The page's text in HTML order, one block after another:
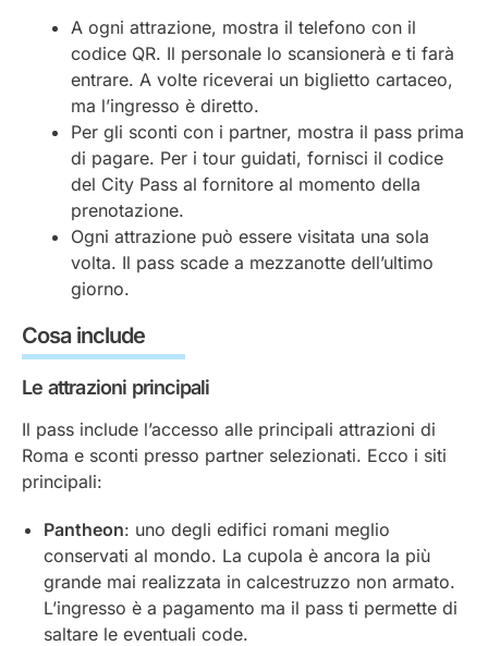
A ogni attrazione, mostra il telefono con il
codice QR. Il personale lo scansionerà e ti farà
entrare. A volte riceverai un biglietto cartaceo,
ma l’ingresso è diretto.
Per gli sconti con i partner, mostra il pass prima
di pagare. Per i tour guidati, fornisci il codice
del City Pass al fornitore al momento della
prenotazione.
Ogni attrazione può essere visitata una sola
volta. Il pass scade a mezzanotte dell’ultimo
giorno.
Cosa include
Le attrazioni principali
Il pass include l’accesso alle principali attrazioni di
Roma e sconti presso partner selezionati. Ecco i siti
principali:
Pantheon: uno degli edifici romani meglio
conservati al mondo. La cupola è ancora la più
grande mai realizzata in calcestruzzo non armato.
L’ingresso è a pagamento ma il pass ti permette di
saltare le eventuali code.